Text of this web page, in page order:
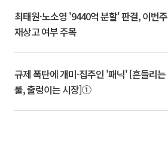
최태원·노소영 '9440억 분할' 판결, 이번주
재상고 여부 주목
규제 폭탄에 개미·집주인 '패닉' [흔들리는
룰, 출렁이는 시장]①